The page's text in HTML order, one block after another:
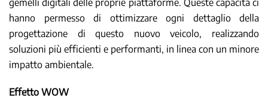
gemelli digitali delle proprie piattaforme. Queste capacità ci
hanno permesso di ottimizzare ogni dettaglio della
progettazione di questo nuovo veicolo, realizzando
soluzioni più efficienti e performanti, in linea con un minore
impatto ambientale.
Effetto WOW